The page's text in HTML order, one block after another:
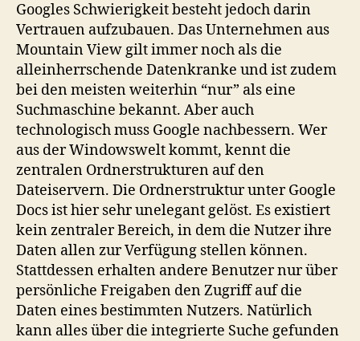
Googles Schwierigkeit besteht jedoch darin
Vertrauen aufzubauen. Das Unternehmen aus
Mountain View gilt immer noch als die
alleinherrschende Datenkranke und ist zudem
bei den meisten weiterhin “nur” als eine
Suchmaschine bekannt. Aber auch
technologisch muss Google nachbessern. Wer
aus der Windowswelt kommt, kennt die
zentralen Ordnerstrukturen auf den
Dateiservern. Die Ordnerstruktur unter Google
Docs ist hier sehr unelegant gelöst. Es existiert
kein zentraler Bereich, in dem die Nutzer ihre
Daten allen zur Verfügung stellen können.
Stattdessen erhalten andere Benutzer nur über
persönliche Freigaben den Zugriff auf die
Daten eines bestimmten Nutzers. Natürlich
kann alles über die integrierte Suche gefunden